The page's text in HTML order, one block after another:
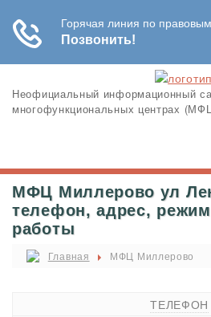
Неофициальный информационный
многофункциональных центрах
МФЦ Миллерово ул
телефон, адрес,
работы
Главная МФЦ Миллерово
ТЕЛЕФОН